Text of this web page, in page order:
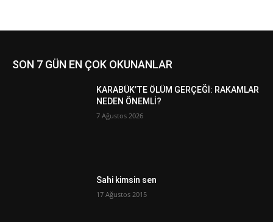
SON 7 GÜN EN ÇOK OKUNANLAR
KARABÜK’TE ÖLÜM GERÇEĞİ: RAKAMLAR
NEDEN ÖNEMLİ?
7 Ağustos 2026
Sahi kimsin sen
17 Ağustos 2015